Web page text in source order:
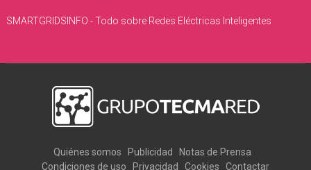
SMARTGRIDSINFO - Todo sobre Redes Eléctricas Inteligentes
Quiénes somos Publicidad
Notas de Prensa
Condiciones de uso
Privacidad Cookies Contactar